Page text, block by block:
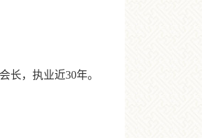
长，执业近30年。